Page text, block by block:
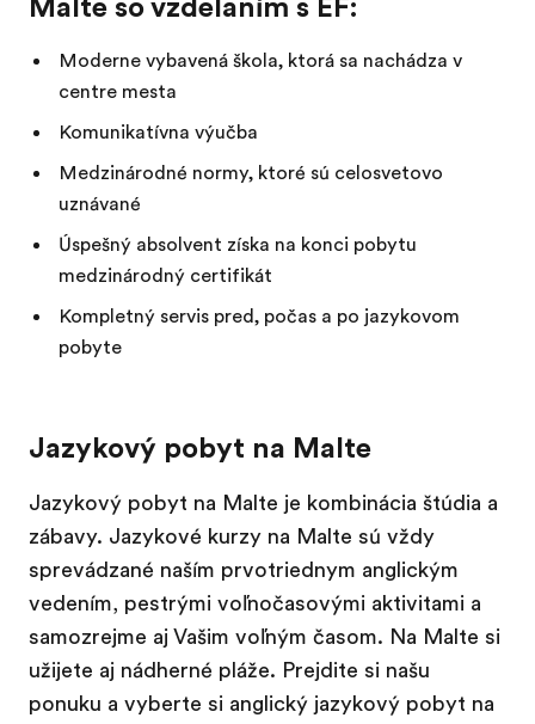
Malte so vzdelaním s EF:
Moderne vybavená škola, ktorá sa nachádza v
centre mesta
Komunikatívna výučba
Medzinárodné normy, ktoré sú celosvetovo
uznávané
Úspešný absolvent získa na konci pobytu
medzinárodný certifikát
Kompletný servis pred, počas a po jazykovom
pobyte
Jazykový pobyt na Malte
Jazykový pobyt na Malte je kombinácia štúdia a
zábavy. Jazykové kurzy na Malte sú vždy
sprevádzané naším prvotriednym anglickým
vedením, pestrými voľnočasovými aktivitami a
samozrejme aj Vašim voľným časom. Na Malte si
užijete aj nádherné pláže. Prejdite si našu
ponuku a vyberte si anglický jazykový pobyt na